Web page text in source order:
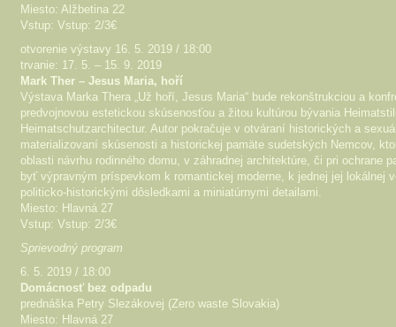
Miesto: Alžbetina 22
Vstup: Vstup: 2/3€
otvorenie výstavy 16. 5. 2019 / 18:00
trvanie: 17. 5. – 15. 9. 2019
Mark Ther – Jesus Maria, hoří
Výstava Marka Thera „Už hoří, Jesus Maria“ bude rekonštrukciou a
predvojnovou estetickou skúsenosťou a žitou kultúrou bývania
Heimatschutzarchitectur. Autor pokračuje v otváraní historických a
materializovaní skúsenosti a historickej pamäte sudetských Nemcov,
oblasti návrhu rodinného domu, v záhradnej architektúre, či pri ochrane
byť výpravným príspevkom k romantickej moderne, k jednej jej lokálnej
politicko-historickými dôsledkami a miniatúrnymi detailami.
Miesto: Hlavná 27
Vstup: Vstup: 2/3€
Sprievodný program
6. 5. 2019 / 18:00
Domácnosť bez odpadu
prednáška Petry Slezákovej (Zero waste Slovakia)
Miesto: Hlavná 27